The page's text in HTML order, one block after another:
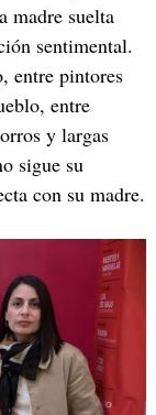
madre suelta
sentimental.
entre pintores
entre
y largas
sigue su
con su madre.